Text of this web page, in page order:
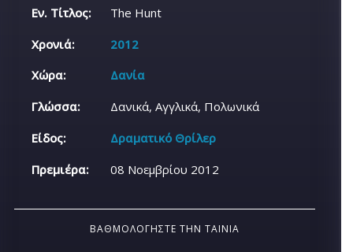
Εν. Τίτλος:
The Hunt
Χρονιά:
2012
Χώρα:
Δανία
Γλώσσα:
Δανικά, Αγγλικά, Πολωνικά
Είδος:
Δραματικό Θρίλερ
Πρεμιέρα:
08 Νοεμβρίου 2012
ΒΑΘΜΟΛΟΓΉΣΤΕ ΤΗΝ ΤΑΙΝΊΑ